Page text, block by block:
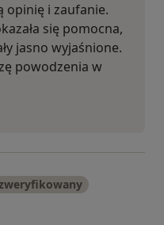
opinię i zaufanie.
się pomocna,
jasno wyjaśnione.
powodzenia w